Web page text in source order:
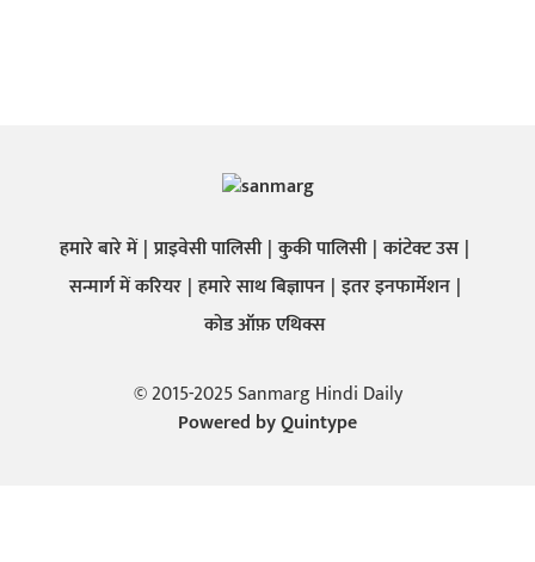
हमारे बारे में प्राइवेसी पालिसी कुकी पालिसी कांटेक्ट उस
सन्मार्ग में करियर हमारे साथ बिज्ञापन इतर इनफार्मेशन
कोड ऑफ़ एथिक्स
© 2015-2025 Sanmarg Hindi Daily
Powered byQuintype